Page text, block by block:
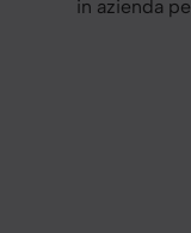
in azienda